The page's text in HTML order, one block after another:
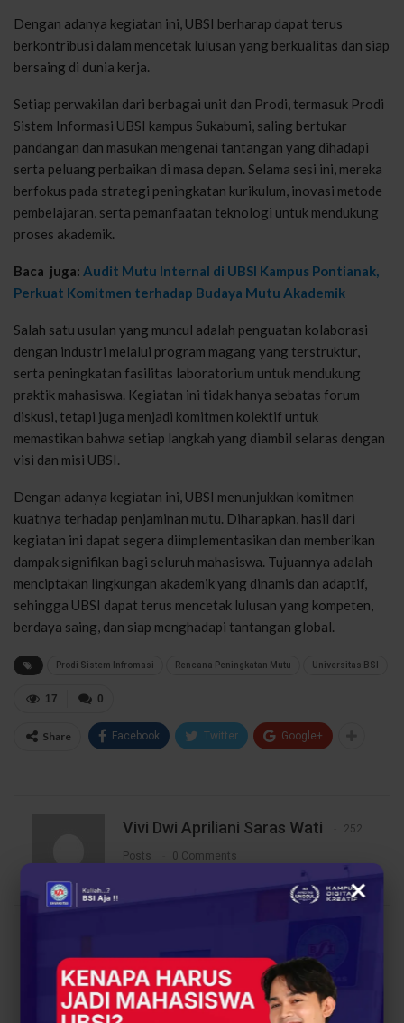
Dengan adanya kegiatan ini, UBSI berharap dapat terus
berkontribusi dalam mencetak lulusan yang berkualitas dan siap
bersaing di dunia kerja.
Setiap perwakilan dari berbagai unit dan Prodi, termasuk Prodi
Sistem Informasi UBSI kampus Sukabumi, saling bertukar
pandangan dan masukan mengenai tantangan yang dihadapi
serta peluang perbaikan di masa depan. Selama sesi ini, mereka
berfokus pada strategi peningkatan kurikulum, inovasi metode
pembelajaran, serta pemanfaatan teknologi untuk mendukung
proses akademik.
Baca juga: Audit Mutu Internal di UBSI Kampus Pontianak,
Perkuat Komitmen terhadap Budaya Mutu Akademik
Salah satu usulan yang muncul adalah penguatan kolaborasi
dengan industri melalui program magang yang terstruktur,
serta peningkatan fasilitas laboratorium untuk mendukung
praktik mahasiswa. Kegiatan ini tidak hanya sebatas forum
diskusi, tetapi juga menjadi komitmen kolektif untuk
memastikan bahwa setiap langkah yang diambil selaras dengan
visi dan misi UBSI.
Dengan adanya kegiatan ini, UBSI menunjukkan komitmen
kuatnya terhadap penjaminan mutu. Diharapkan, hasil dari
kegiatan ini dapat segera diimplementasikan dan memberikan
dampak signifikan bagi seluruh mahasiswa. Tujuannya adalah
menciptakan lingkungan akademik yang dinamis dan adaptif,
sehingga UBSI dapat terus mencetak lulusan yang kompeten,
berdaya saing, dan siap menghadapi tantangan global.
Prodi Sistem Infromasi Rencana Peningkatan Mutu Universitas BSI
0
17
Share Facebook Twitter Google+
Vivi Dwi Apriliani Saras Wati 252
Posts 0 Comments
UBSI Kampus Sukabumi
Sukses Gelar Workshop
Basis Data & Seminar
Education Expo Solo
2024 Dibuka, Stand
UBSI Ramai Diserbu
×